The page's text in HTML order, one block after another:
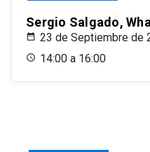
Sergio Salgado,
23 de Septiembre de
14:00 a 16:00